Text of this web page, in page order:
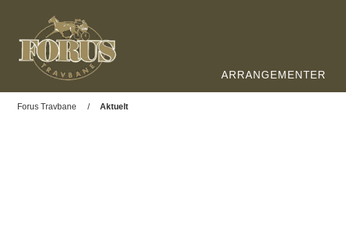
ARRANGEMENTER
Forus Travbane Aktuelt